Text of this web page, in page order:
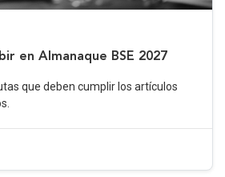
en Almanaque BSE 2027
que deben cumplir los artículos